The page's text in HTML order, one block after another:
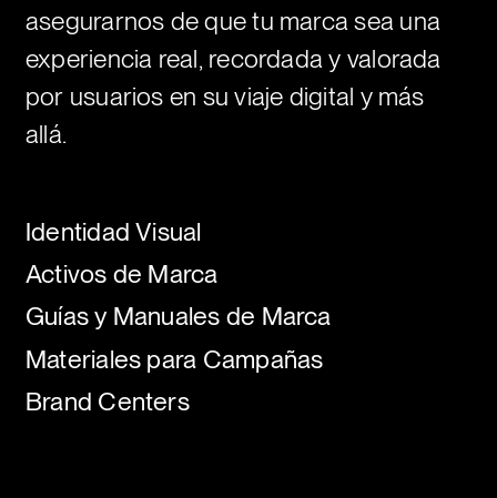
Regístrate
Puedes darte de baja en cualquier momento. Ver
nuestraPolítica de privacidad
Este sitio está protegido por reCAPTCHA y bajo la
Política de privacidad
Términos del servicio de
Google.
He leído y estoy de acuerdo conla política de
privacidad de Plastic .
Estoy de acuerdo en recibir comunicaciones
Enviar
Este sitio está protegido por reCAPTCHA y bajo la
asegurarnos de que tu marca sea una
experiencia real, recordada y valorada
por usuarios en su viaje digital y más
allá.
Identidad Visual
Activos de Marca
Guías y Manuales de Marca
Materiales para Campañas
Brand Centers